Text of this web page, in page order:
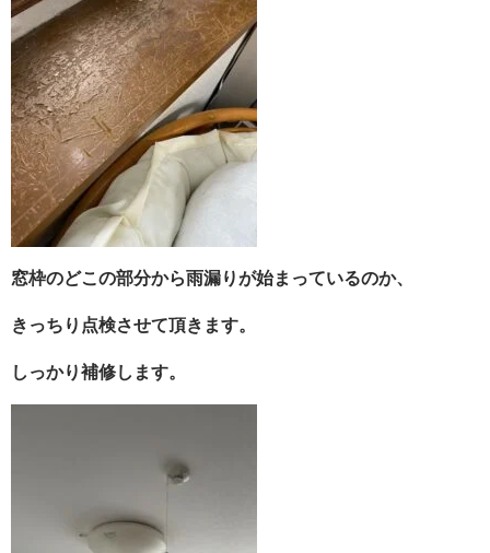
窓枠のどこの部分から雨漏りが始まっているのか、
きっちり点検させて頂きます。
しっかり補修します。